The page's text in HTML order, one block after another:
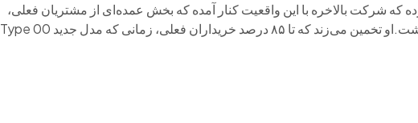
که شرکت بالاخره با این واقعیت کنار آمده که بخش عمده‌ای از مشتریان فعلی،
پس از تحول کامل برند، دیگر به جگوار باز نخواهند گشت.او تخمین می‌زند که تا ۸۵ درصد خریداران فعلی، زمانی که مدل جدید Type 00